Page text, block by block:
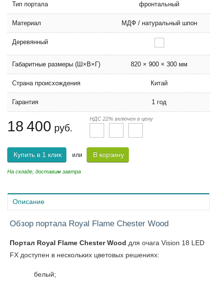
Тип портала фронтальный
Материал МДФ / натуральный шпон
Деревянный
Габаритные размеры (Ш×В×Г) 820 × 900 × 300 мм
Страна происхождения Китай
Гарантия 1 год
18 400 руб.
НДС 22% включен в цену
Купить в 1 клик или В корзину
На складе, доставим завтра
Описание
Обзор портала Royal Flame Chester Wood
Портал Royal Flame Chester Wood для очага Vision 18 LED
FX доступен в нескольких цветовых решениях:
белый;